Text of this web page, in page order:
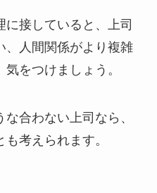
接していると、上司
、人間関係がより複雑
をつけましょう。
合わない上司なら、
考えられます。